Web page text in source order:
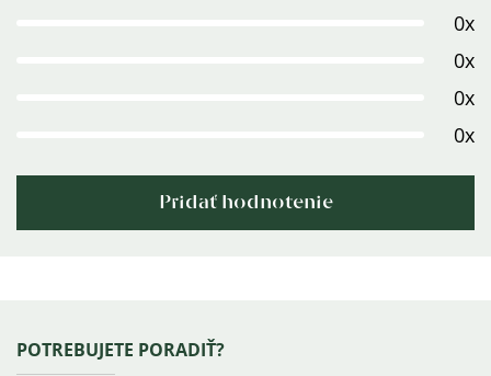
0x
0x
0x
0x
Pridať hodnotenie
Zápätie
POTREBUJETE PORADIŤ?